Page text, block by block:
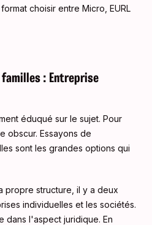
choisir entre Micro, EURL
: Entreprise
éduqué sur le sujet. Pour
obscur. Essayons de
sont les grandes options qui
propre structure, il y a deux
individuelles et les sociétés.
dans l'aspect juridique. En